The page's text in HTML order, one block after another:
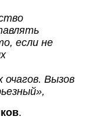
если не
очагов. Вызов
.